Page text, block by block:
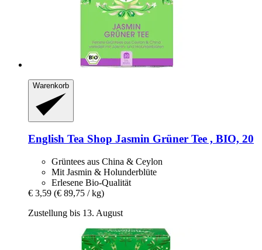
Warenkorb
English Tea Shop Jasmin Grüner Tee , BIO, 20
Grüntees aus China & Ceylon
Mit Jasmin & Holunderblüte
Erlesene Bio-Qualität
€ 3,59 (€ 89,75 / kg)
Zustellung bis 13. August